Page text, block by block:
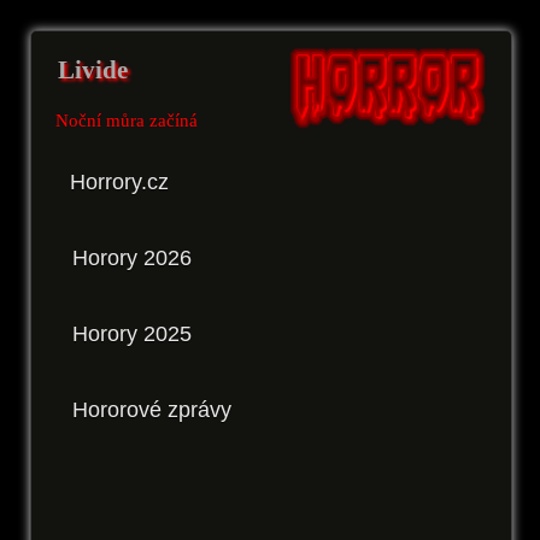
Livide
Noční můra začíná
Horrory.cz
Horory 2026
Horory 2025
Hororové zprávy